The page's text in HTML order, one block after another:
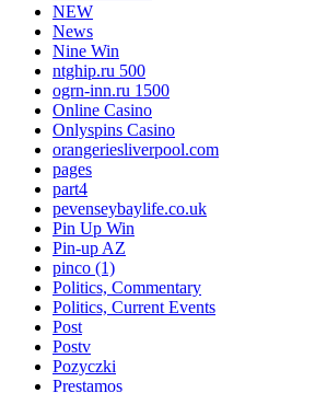
NEW
News
Nine Win
ntghip.ru 500
ogrn-inn.ru 1500
Online Casino
Onlyspins Casino
orangeriesliverpool.com
pages
part4
pevenseybaylife.co.uk
Pin Up Win
Pin-up AZ
pinco (1)
Politics, Commentary
Politics, Current Events
Post
Postv
Pozyczki
Prestamos